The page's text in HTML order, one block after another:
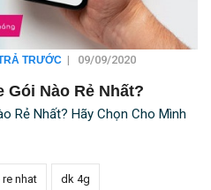
TRƯỚC | 09/09/2020
Gói Nào Rẻ Nhất?
Rẻ Nhất? Hãy Chọn Cho Mình
nhat dk 4g